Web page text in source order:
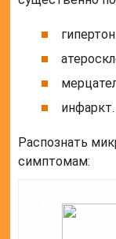
инфаркт.
Распознать
симптомам: